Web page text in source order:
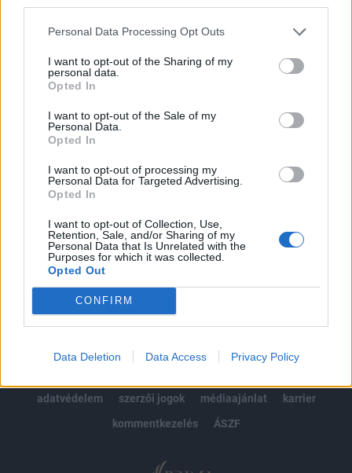
Personal Data Processing Opt Outs
I want to opt-out of the Sharing of my
personal data.
Opted In
I want to opt-out of the Sale of my
Personal Data.
Opted In
I want to opt-out of processing my
Personal Data for Targeted Advertising.
Opted In
I want to opt-out of Collection, Use,
Retention, Sale, and/or Sharing of my
Personal Data that Is Unrelated with the
Purposes for which it was collected.
Opted Out
CONFIRM
Data Deletion Data Access Privacy Policy
Az előfizetés a következőket tartalmazza:
Portfolio.hu teljes cikkarchívum
Kötéslisták: BÉT elmúlt 2 év napon belüli
kötéslistái
Előfizetés
MÁR ELŐFIZETŐNK VAGY?BEJELENTKEZÉS
adatvédelem
szerzői jogok médiaajánlat
karrier
kommentkezelés
ÁSZF